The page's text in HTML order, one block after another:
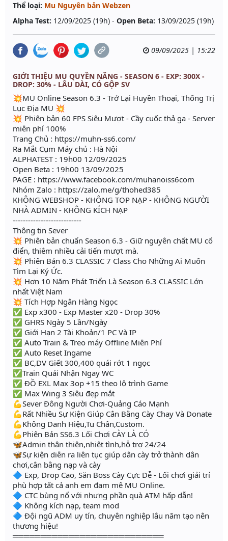
Thể loại: Mu Nguyên bản Webzen
Alpha Test: 12/09/2025 (19h) - Open Beta: 13/09/2025 (19h)
09/09/2025 | 15:22
GIỚI THIỆU MU QUYỀN NĂNG - SEASON 6 - EXP: 300X -
DROP: 30% - LÂU DÀI, CÓ GỘP SV
💥MU Online Season 6.3 - Trở Lại Huyền Thoại, Thống Trị
Lục Địa MU 💥
💥 Phiên bản 60 FPS Siêu Mượt - Cầy cuốc thả ga - Server
miễn phí 100%
Trang Chủ : https://muhn-ss6.com/
Ra Mắt Cụm Máy chủ : Hà Nội
ALPHATEST : 19h00 12/09/2025
Open Beta : 19h00 13/09/2025
PAGE : https://www.facebook.com/muhanoiss6com
Nhóm Zalo : https://zalo.me/g/thohed385
KHÔNG WEBSHOP - KHÔNG TOP NẠP - KHÔNG NGƯỜI
NHÀ ADMIN - KHÔNG KÍCH NẠP
---------------------------
Thông tin Sever
💥 Phiên bản chuẩn Season 6.3 - Giữ nguyên chất MU cổ
điển, thiêm nhiều cải tiến mượt mà.
💥 Phiên Bản 6.3 CLASSIC 7 Class Cho Những Ai Muốn
Tìm Lại Ký Ức.
💥 Hơn 10 Năm Phát Triển Là Season 6.3 CLASSIC Lớn
nhất Việt Nam
💥 Tích Hợp Ngân Hàng Ngọc
✅ Exp x300 - Exp Master x20 - Drop 30%
✅ GHRS Ngày 5 Lần/Ngày
✅ Giới Hạn 2 Tài Khoản/1 PC Và IP
✅ Auto Train & Treo máy Offline Miễn Phí
✅ Auto Reset Ingame
✅ BC,DV Giết 300,400 quái rớt 1 ngọc
✅Train Quái Nhận Ngay WC
✅ ĐỒ EXL Max 3op +15 theo lộ trình Game
✅ Max Wing 3 Siêu đẹp mắt
💪Sever Đông Người Chơi-Quảng Cáo Mạnh
💪Rất Nhiều Sự Kiện Giúp Cân Bằng Cày Chay Và Donate
💪Không Danh Hiệu,Tu Chân,Custom.
💪Phiên Bản SS6.3 Lối Chơi CÀY LÀ CÓ
🦋Admin thân thiện,nhiệt tình,hỗ trợ 24/24
🦋Sự kiện diễn ra liên tục giúp dân cày trở thành dân
chơi,cân bằng nạp và cày
🔷 Exp, Drop Cao, Săn Boss Cày Cực Dễ - Lối chơi giải trí
phù hợp tất cả anh em đam mê MU Online.
🔷 CTC bùng nổ với nhưng phần quà ATM hấp dẫn!
🔷 Không kích nạp, team mod
🔷 Đội ngũ ADM uy tín, chuyên nghiệp lâu năm tạo nên
thương hiệu!
═══════════════════════════